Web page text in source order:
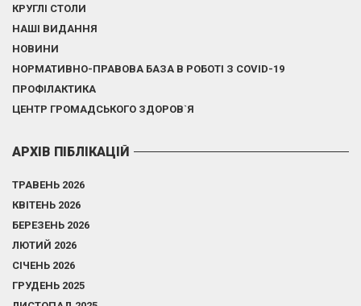
КРУГЛІ СТОЛИ
НАШІ ВИДАННЯ
НОВИНИ
НОРМАТИВНО-ПРАВОВА БАЗА В РОБОТІ З COVID-19
ПРОФІЛАКТИКА
ЦЕНТР ГРОМАДСЬКОГО ЗДОРОВ`Я
АРХІВ ПІБЛІКАЦІЙ
ТРАВЕНЬ 2026
КВІТЕНЬ 2026
БЕРЕЗЕНЬ 2026
ЛЮТИЙ 2026
СІЧЕНЬ 2026
ГРУДЕНЬ 2025